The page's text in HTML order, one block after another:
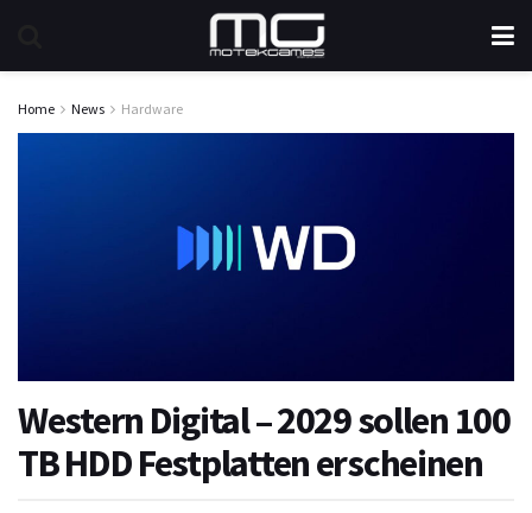
Home News Hardware
Western Digital – 2029 sollen 100
TB HDD Festplatten erscheinen